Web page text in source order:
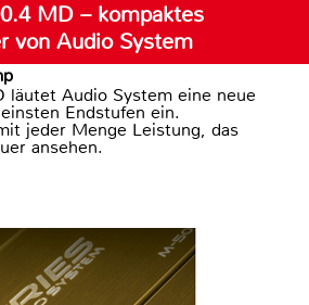
MD – kompaktes
von Audio System
läutet Audio System eine neue
Endstufen ein.
jeder Menge Leistung, das
ansehen.